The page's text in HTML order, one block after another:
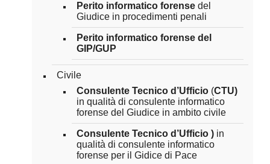
Perito informatico forense del
Giudice in procedimenti penali
Perito informatico forense del
GIP/GUP
Civile
Consulente Tecnico d’Ufficio (CTU)
in qualità di consulente informatico
forense del Giudice in ambito civile
Consulente Tecnico d’Ufficio ) in
qualità di consulente informatico
forense per il Gidice di Pace